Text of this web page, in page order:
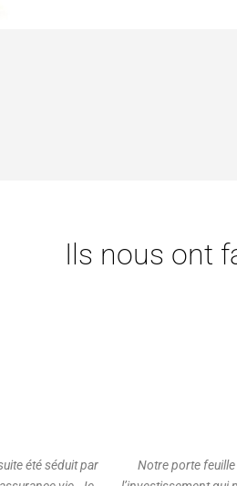
Ils nous ont
été séduit par
Notre porte